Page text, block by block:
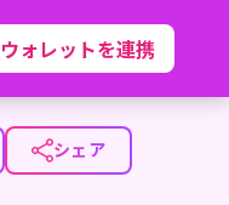
ウォレットを連携
シェア